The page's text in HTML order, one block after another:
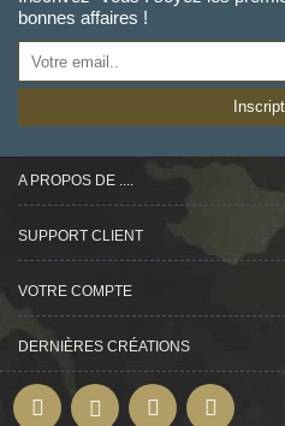
bonnes affaires !
A PROPOS DE ....
SUPPORT CLIENT
VOTRE COMPTE
DERNIÈRES CRÉATIONS